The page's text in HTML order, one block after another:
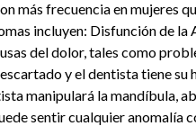
más frecuencia en mujeres
incluyen: Disfunción de
del dolor, tales como
y el dentista tiene
manipulará la mandíbula,
sentir cualquier anomalía